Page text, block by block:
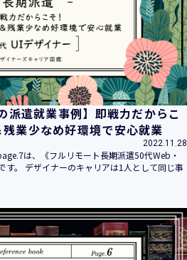
派遣就業事例】即戦力だからこ
業少なめ好環境で安心就業
2022.11.28
は、《フルリモート長期派遣50代Web・
す。 デザイナーのキャリアは1人として同じ事